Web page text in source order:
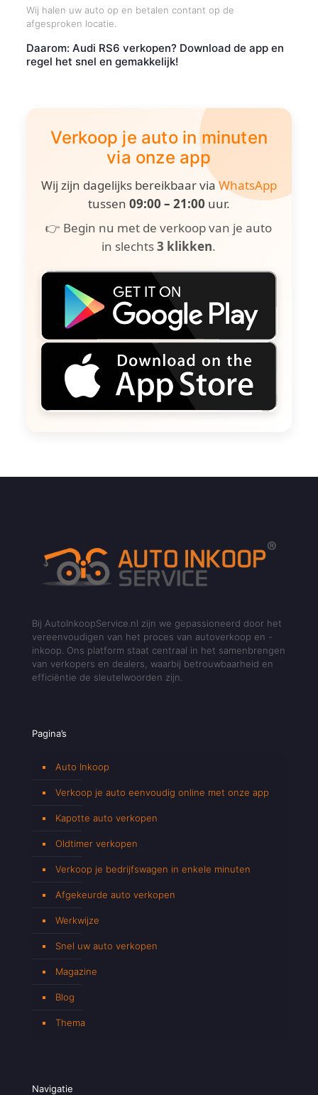
Wij halen uw auto op en betalen contant op de
afgesproken locatie.
Daarom: Audi RS6 verkopen? Download de app en
regel het snel en gemakkelijk!
Verkoop je auto in minuten
via onze app
Wij zijn dagelijks bereikbaar viaWhatsApp
tussen 09:00 – 21:00 uur.
👉 Begin nu met de verkoop van je auto
in slechts3 klikken.
Bij AutoInkoopService.nl zijn we gepassioneerd door het
vereenvoudigen van het proces van autoverkoop en -
inkoop. Ons platform staat centraal in het samenbrengen
van verkopers en dealers, waarbij betrouwbaarheid en
efficiëntie de sleutelwoorden zijn.
Pagina’s
Auto Inkoop
Verkoop je auto eenvoudig online met onze app
Kapotte auto verkopen
Oldtimer verkopen
Verkoop je bedrijfswagen in enkele minuten
Afgekeurde auto verkopen
Werkwijze
Snel uw auto verkopen
Magazine
Blog
Thema
Navigatie